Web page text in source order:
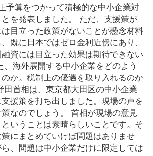
予算をつかって積極的な中小企業対
を発表しました。 ただ、支援策が
目立った政策がないことが懸念材料
既に日本ではゼロ金利近傍にあり、
資には目立った効果は期待できない
、海外展開する中小企業をどのよう
か。税制上の優遇を取り入れるのか
田首相は、東京都大田区の中小企業
援策を打ち出しました。現場の声を
なのでしょう。 首相が現場の意見
いうことは素晴らしいことです。そ
にまとめていけば問題はありませ
、問題は中小企業だけに限定しては